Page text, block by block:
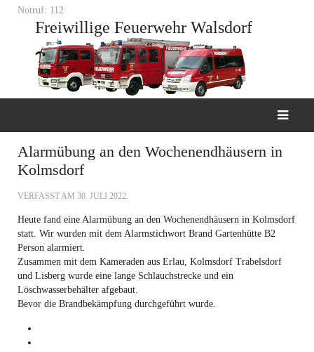
Notruf: 112
Freiwillige Feuerwehr Walsdorf
Alarmübung an den Wochenendhäusern in
Kolmsdorf
VERFASST AM 30. JULI 2022.
Heute fand eine Alarmübung an den Wochenendhäusern in Kolmsdorf
statt. Wir wurden mit dem Alarmstichwort Brand Gartenhütte B2
Person alarmiert.
Zusammen mit dem Kameraden aus Erlau, Kolmsdorf Trabelsdorf
und Lisberg wurde eine lange Schlauchstrecke und ein
Löschwasserbehälter afgebaut.
Bevor die Brandbekämpfung durchgeführt wurde.